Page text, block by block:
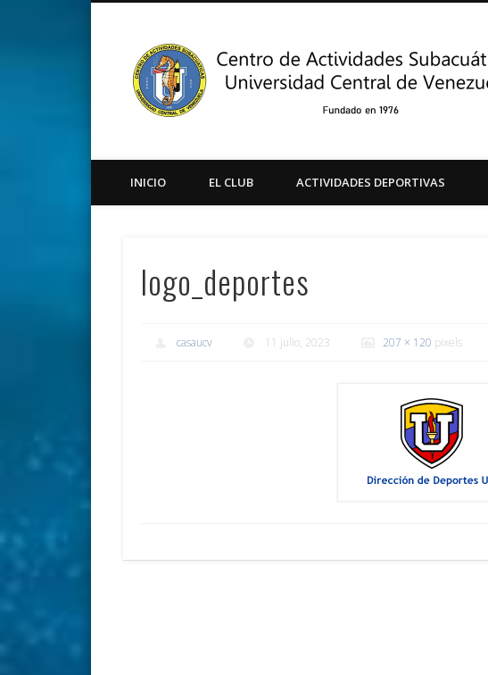
Youtube
INICIO EL CLUB ACTIVIDADES DEPORTIVAS
logo_deportes
casaucv 11 julio, 2023 207 × 120 pixels